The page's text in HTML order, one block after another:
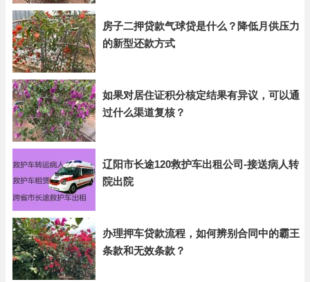
房子二押贷款气球贷是什么？降低月供压力
的新型还款方式
如果对居住证积分核定结果有异议，可以通
过什么渠道复核？
辽阳市长途120救护车出租公司-接送病人转
院出院
办理押车贷款流程，如何辨别合同中的霸王
条款和无效条款？